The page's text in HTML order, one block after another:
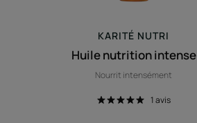
KARITÉ NUTRI
Huile nutrition intense
Nourrit intensément
1avis